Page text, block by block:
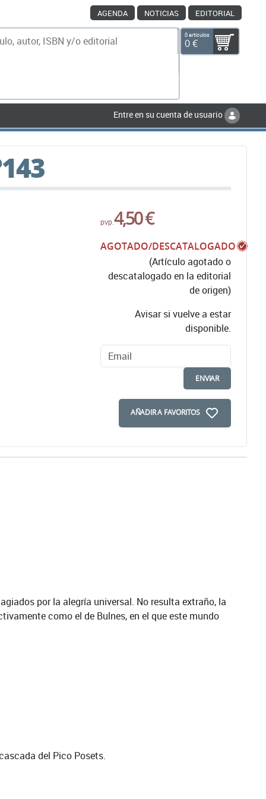
AGENDA NOTICIAS EDITORIAL
0 artículos
0 €
Entre en su cuenta de usuario
pvp.4,50 €
AGOTADO/DESCATALOGADO
(Artículo agotado o
descatalogado en la editorial
de origen)
Avisar si vuelve a estar
disponible.
ENVIAR
AÑADIR A FAVORITOS
por la alegría universal. No resulta extraño, la
como el de Bulnes, en el que este mundo
del Pico Posets.